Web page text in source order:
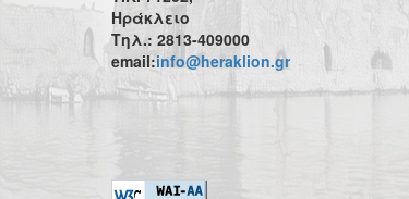
Ηράκλειο
Τηλ.: 2813-409000
email:info@heraklion.gr